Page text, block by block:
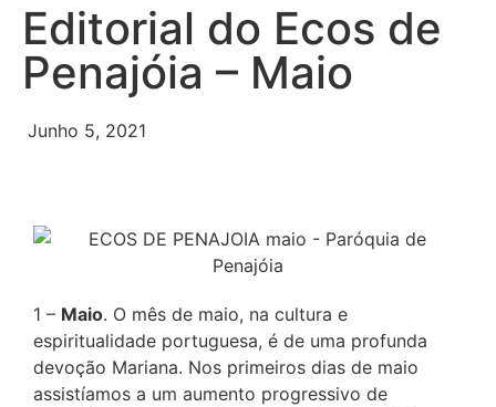
Editorial do Ecos de
Penajóia – Maio
Junho 5, 2021
1 – Maio. O mês de maio, na cultura e
espiritualidade portuguesa, é de uma profunda
devoção Mariana. Nos primeiros dias de maio
assistíamos a um aumento progressivo de